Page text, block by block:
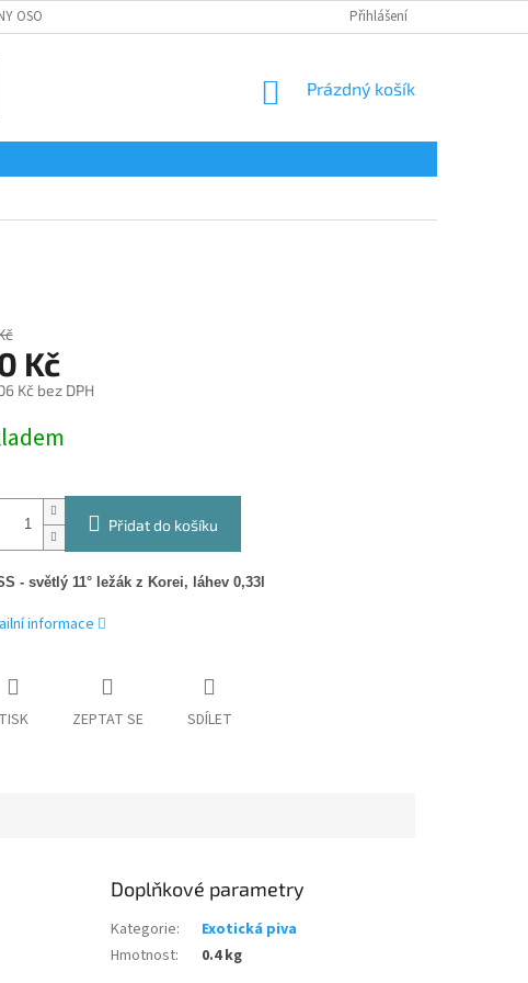
OSOBNÍCH ÚDAJŮ Přihlášení
NÁKUPNÍ
Prázdný košík
Kč
Kč bez DPH
Přidat do košíku
- světlý 11° ležák z Korei, láhev 0,33l
informace
TISK ZEPTAT SE SDÍLET
Doplňkové parametry
Kategorie:
Exotická piva
Hmotnost: 0.4 kg